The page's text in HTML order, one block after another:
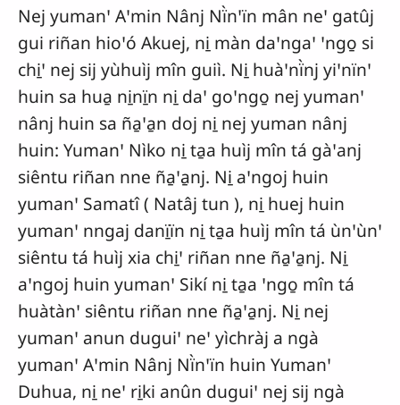
Nej yumanꞌ Aꞌmin Nânj Nï̀nꞌïn mân neꞌ gatûj
gui riñan hioꞌó Akuej, ni̱ màn daꞌngaꞌ ꞌngo̱ si
chi̱ꞌ nej sij yùhuìj mîn guiì. Ni̱ huàꞌnï̀nj yiꞌnïnꞌ
huin sa hua̱ ni̱nï̱n ni̱ daꞌ goꞌngo̱ nej yumanꞌ
nânj huin sa ña̱ꞌa̱n doj ni̱ nej yuman nânj
huin: Yumanꞌ Nìko ni̱ ta̱a huìj mîn tá gàꞌanj
siêntu riñan nne ña̱ꞌa̱nj. Ni̱ aꞌngoj huin
yumanꞌ Samatî ( Natâj tun ), ni̱ huej huin
yumanꞌ nngaj danï̱ïn ni̱ ta̱a huìj mîn tá ùnꞌùnꞌ
siêntu tá huìj xia chi̱ꞌ riñan nne ña̱ꞌa̱nj. Ni̱
aꞌngoj huin yumanꞌ Sikí ni̱ ta̱a ꞌngo̱ mîn tá
huàtànꞌ siêntu riñan nne ña̱ꞌa̱nj. Ni̱ nej
yumanꞌ anun duguiꞌ neꞌ yìchràj a ngà
yumanꞌ Aꞌmin Nânj Nï̀nꞌïn huin Yumanꞌ
Duhua, ni̱ neꞌ ri̱ki anûn duguiꞌ nej sij ngà